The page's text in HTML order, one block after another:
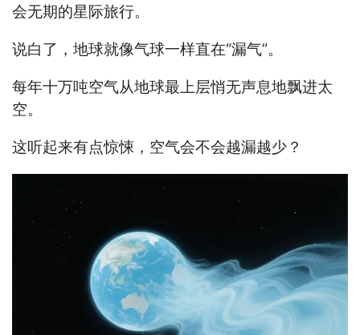
会无期的星际旅行。
说白了，地球就像气球一样直在“漏气”。
每年十万吨空气从地球最上层悄无声息地飘进太
空。
这听起来有点惊悚，空气会不会越漏越少？